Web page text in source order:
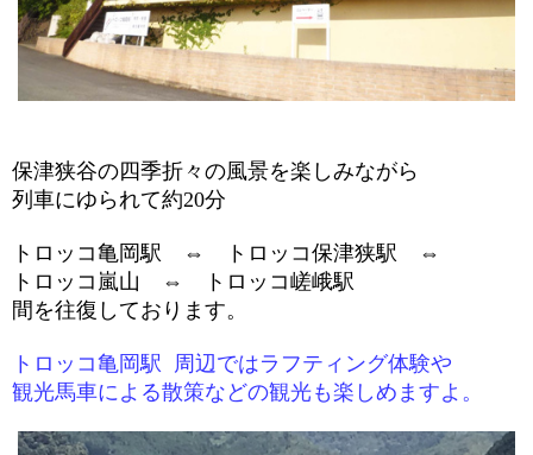
保津狭谷の四季折々の風景を楽しみながら
列車にゆられて約20分
トロッコ亀岡駅 ⇔ トロッコ保津狭駅
⇔
トロッコ嵐山 ⇔ トロッコ嵯峨駅
間を往復しております。
トロッコ亀岡駅 周辺ではラフティング体験や
観光馬車による散策などの観光も楽しめますよ。